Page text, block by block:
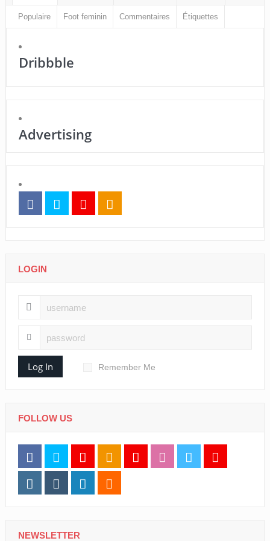
Populaire Foot feminin Commentaires Étiquettes
Dribbble
Advertising
LOGIN
Log In Remember Me
FOLLOW US
NEWSLETTER